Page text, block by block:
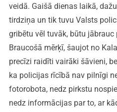
veidā. Gaišā dienas laikā,
tirdziņa un tik tuvu Valsts
gribētu vēl tuvāk, būtu
Braucošā mērķī, šaujot no
precīzi raidīti vairāki šāvieni,
ka policijas rīcībā nav pilnīgi
fotorobota, nedz pirkstu
nedz informācijas par to, ar